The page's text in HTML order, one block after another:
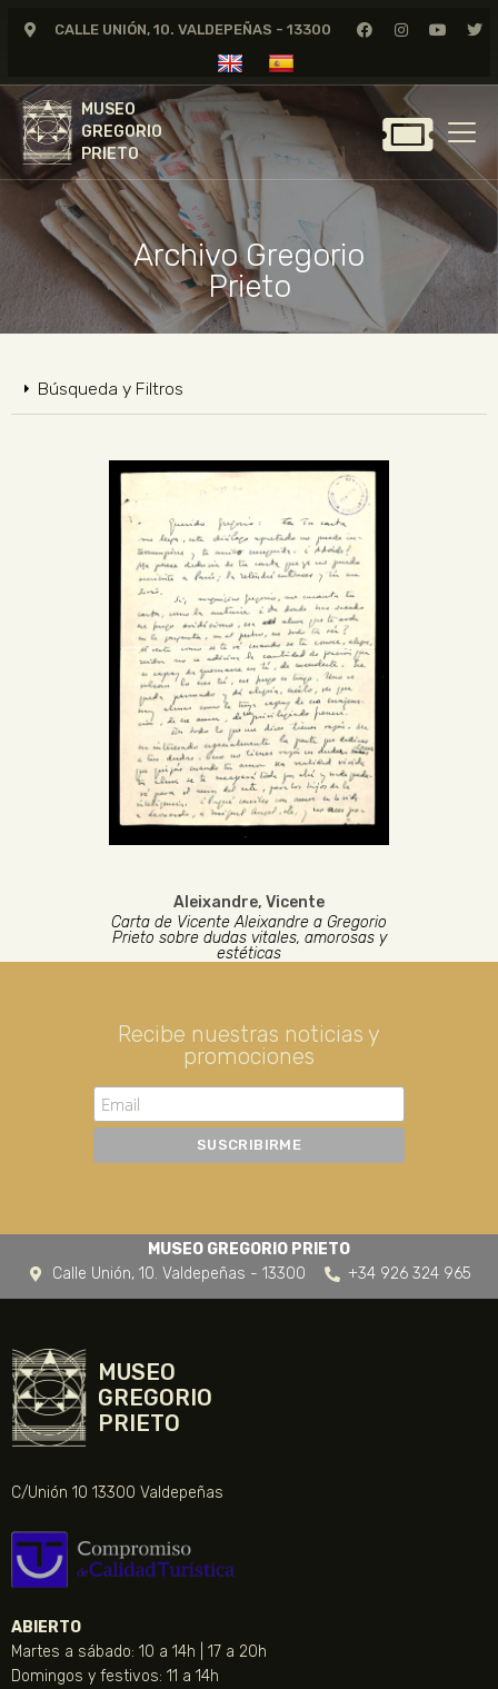
CALLE UNIÓN, 10. VALDEPEÑAS - 13300
MUSEO
GREGORIO
PRIETO
MUSEO
GREGORIO
PRIETO
GREGORIO PRIETO
MUSEO
ARCHIVO
CERTAMEN DE DIBUJO
FUNDACIÓN
NOTICIAS
Archivo Gregorio
Prieto
Búsqueda y Filtros
Aleixandre, Vicente
Carta de Vicente Aleixandre a Gregorio
Prieto sobre dudas vitales, amorosas y
estéticas
Recibe nuestras noticias y
promociones
MUSEO GREGORIO PRIETO
Calle Unión, 10. Valdepeñas - 13300
+34 926 324 965
MUSEO
GREGORIO
PRIETO
C/Unión 10 13300 Valdepeñas
ABIERTO
Martes a sábado: 10 a 14h | 17 a 20h
Domingos y festivos: 11 a 14h